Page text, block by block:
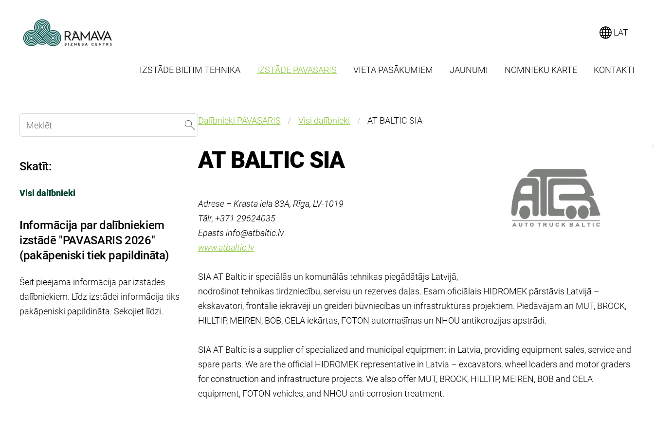
IZSTĀDE BILTIM TEHNIKA IZSTĀDE PAVASARIS VIETA PASĀKUMIEM JAUNUMI NOMNIEKU KARTE KONTAKTI
LAT
Skatīt:
Visi dalībnieki
Informācija par dalībniekiem
izstādē "PAVASARIS 2026"
(pakāpeniski tiek papildināta)
Šeit pieejama informācija par izstādes
dalībniekiem. Līdz izstādei informācija tiks
pakāpeniski papildināta. Sekojiet līdzi.
Dalībnieki PAVASARIS Visi dalībnieki AT BALTIC SIA
AT BALTIC SIA
Adrese – Krasta iela 83A, Rīga, LV-1019
Tālr, +371 29624035
Epasts info@atbaltic.lv
www.atbaltic.lv
SIA AT Baltic ir speciālās un komunālās tehnikas piegādātājs Latvijā,
nodrošinot tehnikas tirdzniecību, servisu un rezerves daļas. Esam oficiālais HIDROMEK pārstāvis Latvijā –
ekskavatori, frontālie iekrāvēji un greideri būvniecības un infrastruktūras projektiem. Piedāvājam arī MUT, BROCK,
HILLTIP, MEIREN, BOB, CELA iekārtas, FOTON automašīnas un NHOU antikorozijas apstrādi.
SIA AT Baltic is a supplier of specialized and municipal equipment in Latvia, providing equipment sales, service and
spare parts. We are the official HIDROMEK representative in Latvia – excavators, wheel loaders and motor graders
for construction and infrastructure projects. We also offer MUT, BROCK, HILLTIP, MEIREN, BOB and CELA
equipment, FOTON vehicles, and NHOU anti-corrosion treatment.